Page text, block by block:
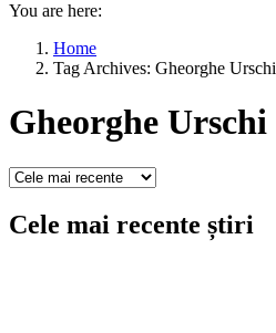
You are here:
Home
Tag Archives: Gheorghe Urschi
Gheorghe Urschi
Cele mai recente știri